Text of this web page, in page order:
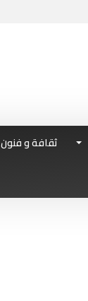
ثقافة و فنون